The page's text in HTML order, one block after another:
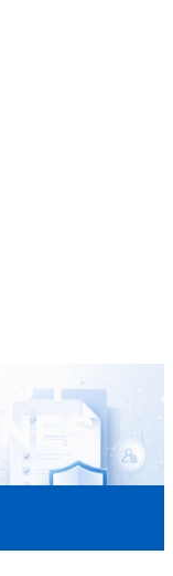
Y